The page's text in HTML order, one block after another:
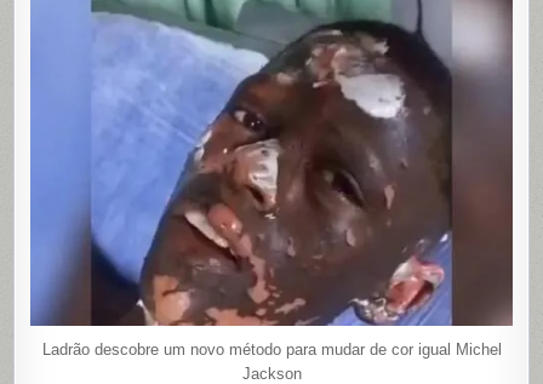
Ladrão descobre um novo método para mudar de cor igual Michel
Jackson